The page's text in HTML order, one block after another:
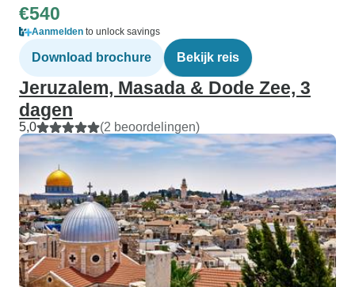
€540
Aanmelden to unlock savings
Download brochure Bekijk reis
Jeruzalem, Masada & Dode Zee, 3
dagen
5,0 (2 beoordelingen)